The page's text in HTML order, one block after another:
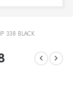
338 BLACK